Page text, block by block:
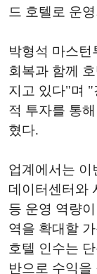
드 호텔로 운
박형석 마스턴
회복과 함께
지고 있다"며 "
적 투자를 통
혔다.
업계에서는 이
데이터센터와
등 운영 역량
역을 확대할
호텔 인수는
반으로 수익을